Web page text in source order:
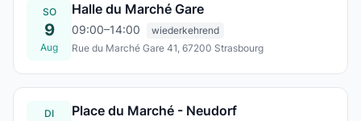
SO
9
Aug
Halle du Marché Gare
09:00–14:00
wiederkehrend
Rue du Marché Gare 41, 67200 Strasbourg
DI Place du Marché - Neudorf